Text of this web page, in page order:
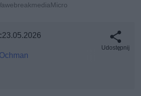
23.05.2026
Udostępnij